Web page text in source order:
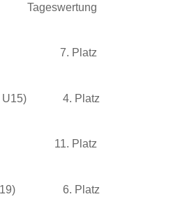
(U13) 7. Platz
U15) 4. Platz
11. Platz
U19) 6. Platz